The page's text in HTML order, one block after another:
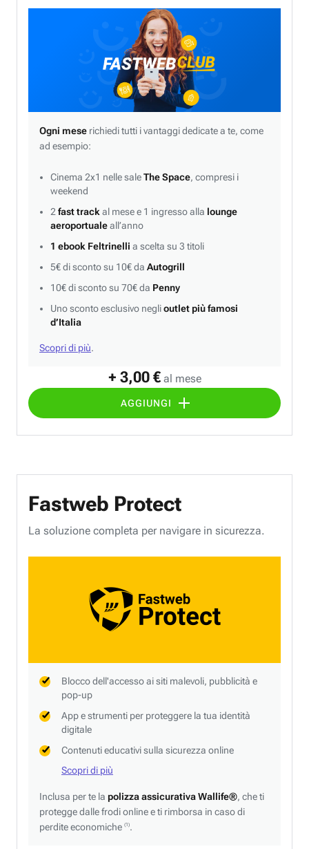
+ 3,00 € al mese
AGGIUNGI
Ogni mese richiedi tutti i vantaggi dedicate a te, come
ad esempio:
Cinema 2x1 nelle saleThe Space, compresi i
weekend
2 fast track al mese e 1 ingresso alla lounge
aeroportualeall’anno
1 ebook Feltrinelli a scelta su 3 titoli
5€ di sconto su 10€ da Autogrill
10€ di sconto su 70€ da Penny
Uno sconto esclusivo neglioutlet più famosi
d’Italia
Scopri di più.
Fastweb Protect
La soluzione completa per navigare in sicurezza.
Blocco dell'accesso ai siti malevoli, pubblicità e
pop-up
App e strumenti per proteggere la tua identità
digitale
Contenuti educativi sulla sicurezza online
Scopri di più
Inclusa per te la polizza assicurativa Wallife®, che ti
protegge dalle frodi online e ti rimborsa in caso di
perdite economiche (1).